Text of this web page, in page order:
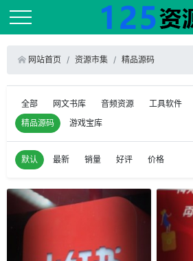
网站首页 资源市集 精品源码
全部 网文书库 音频资源 工具软件
精品源码
游戏宝库
默认 最新 销量 好评 价格